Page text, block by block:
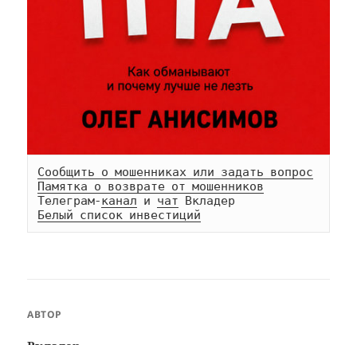
Сообщить о мошенниках или задать вопрос
Памятка о возврате от мошенников
Телеграм-канал и чат
Белый список инвестиций
АВТОР